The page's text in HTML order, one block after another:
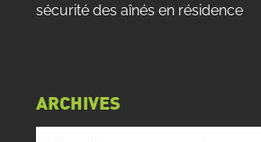
sécurité des aînés en résidence
ARCHIVES